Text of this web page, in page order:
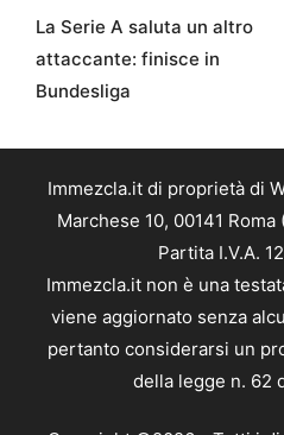
La Serie A saluta un altro
attaccante: finisce in
Bundesliga
Immezcla.it di proprietà di
Marchese 10, 00141
Partita I.V.A.
Immezcla.it non è una
viene aggiornato senza
pertanto considerarsi un
della legge n. 62